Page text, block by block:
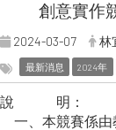
創意實作
2024-03-07 林
最新消息 2024年
說 明：
一、本競賽係由